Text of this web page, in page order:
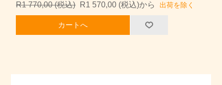
R1 770,00 (税込) R1 570,00 (税込)から 出荷を除く
カートへ